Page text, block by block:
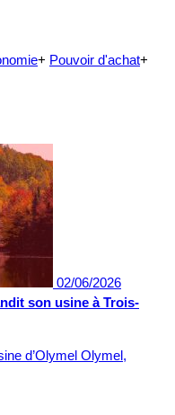
+ Pouvoir d'achat+
02/06/2026
son usine à Trois-
d’Olymel Olymel,